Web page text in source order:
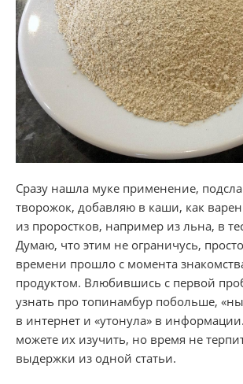
Сразу нашла муке применение,
творожок, добавляю в каши, как
из проростков, например из льна, в
Думаю, что этим не ограничусь,
времени прошло с момента
продуктом. Влюбившись с первой
узнать про топинамбур побольше,
в интернет и «утонула» в
можете их изучить, но время не
выдержки из одной статьи.